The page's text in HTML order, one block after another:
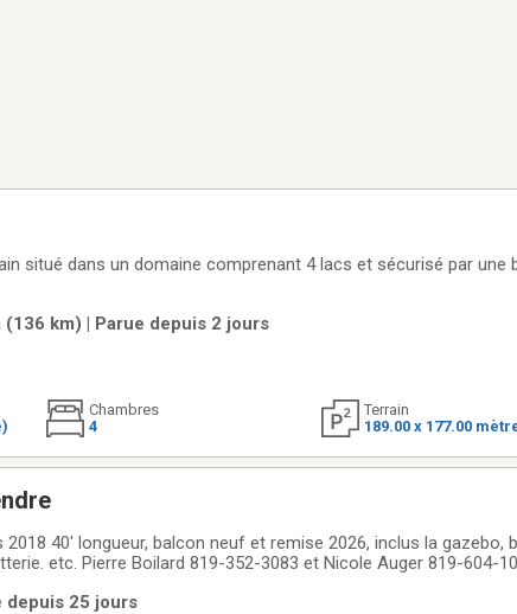
situé dans un domaine comprenant 4 lacs et sécurisé par une
km) | Parue depuis 2 jours
Chambres
4
Terrain
189.00 x 177.00
40' longueur, balcon neuf et remise 2026, inclus la gazebo,
etc. Pierre Boilard 819-352-3083 et Nicole Auger 819-604-
depuis 25 jours